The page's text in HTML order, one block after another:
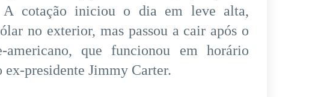
A cotação iniciou o dia em leve alta,
no exterior, mas passou a cair após o
americano, que funcionou em horário
presidente Jimmy Carter.